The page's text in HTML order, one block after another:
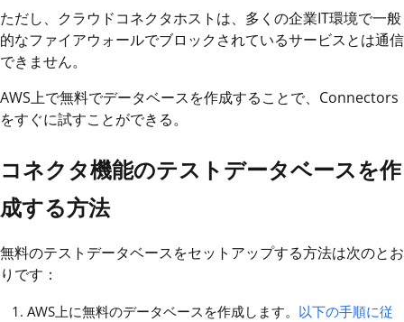
ただし、クラウドコネクタホストは、多くの企業IT環境で一般
的なファイアウォールでブロックされているサービスとは通信
できません。
AWS上で無料でデータベースを作成することで、Connectors
をすぐに試すことができる。
コネクタ機能のテストデータベースを作
成する方法
無料のテストデータベースをセットアップする方法は次のとお
りです：
AWS上に無料のデータベースを作成します。 以下の手順に従